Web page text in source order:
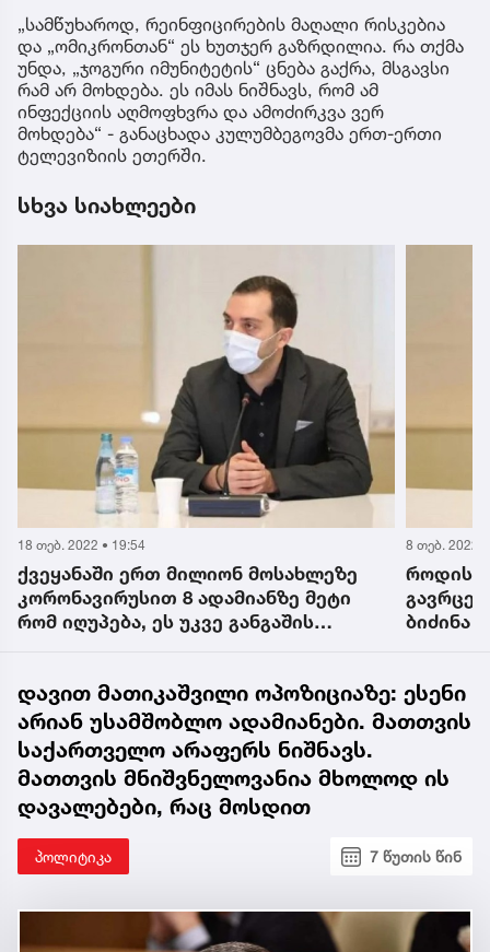
„ჯოგური იმუნიტეტის“ ცნება გაქრა, მსგავსი რამ არ
მოხდება“, - ამის შესახებ ალერგოლოგ -
„სამწუხაროდ, რეინფიცირების მაღალი რისკებია
და „ომიკრონთან“ ეს ხუთჯერ გაზრდილია. რა თქმა
უნდა, „ჯოგური იმუნიტეტის“ ცნება გაქრა, მსგავსი
რამ არ მოხდება. ეს იმას ნიშნავს, რომ ამ
ინფექციის აღმოფხვრა და ამოძირკვა ვერ
მოხდება“ - განაცხადა კულუმბეგოვმა ერთ-ერთი
ტელევიზიის ეთერში.
სხვა სიახლეები
8 თებ. 2022 • 8:18
როდის დაიწყებს კორონავირუსის
გავრცელების მაჩვენებლები კლებას -
თუ